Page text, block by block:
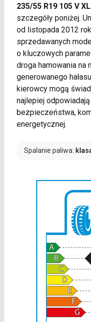
235/55 R19 105 V XL
szczegóły poniżej.
od listopada 2012
sprzedawanych
o kluczowych
droga hamowania na
generowanego
kierowcy mogą
najlepiej
bezpieczeństwa,
energetycznej.
Spalanie paliwa: